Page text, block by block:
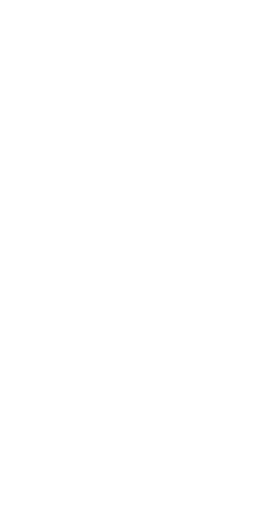
OK.美容師復帰.美容師キャリア.美容室求人.美